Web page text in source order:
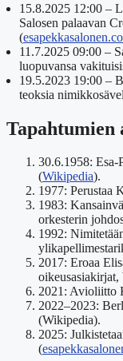
15.8.2025 12:00 –
Salosen palaavan
(
11.7.2025 09:00 –
luopuvansa
19.5.2023 19:00 –
teoksia
Tapahtumien
30.6.1958: Esa-
(Wikipedia).
1977: Perustaa
1983:
orkesterin
1992:
2017: Eroaa
2021: Avioliitto
2022–2023:
(Wikipedia).
2025:
(